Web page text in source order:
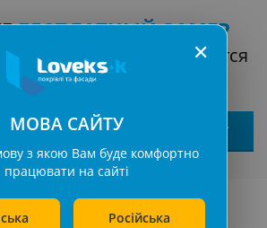
БЕСПЛАТНЫЙ ЗАМЕР
наш менеджер свяжется
с вами
✕
МОВА САЙТУ
з якою Вам буде комфортно
працювати на сайті
Російська